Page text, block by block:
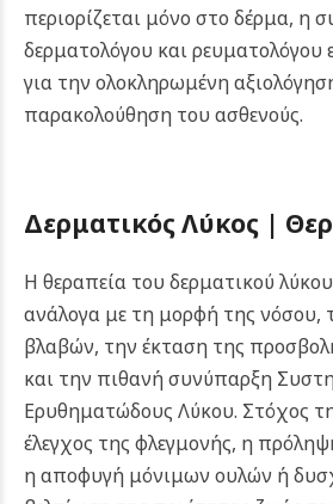
περιορίζεται μόνο στο δέρμα, η
δερματολόγου και ρευματολόγου
για την ολοκληρωμένη
παρακολούθηση του ασθενούς.
Δερματικός Λύκος |
Η θεραπεία του δερματικού
ανάλογα με τη μορφή της νόσου,
βλαβών, την έκταση της
και την πιθανή συνύπαρξη
Ερυθηματώδους Λύκου. Στόχος
έλεγχος της φλεγμονής, η
η αποφυγή μόνιμων ουλών ή